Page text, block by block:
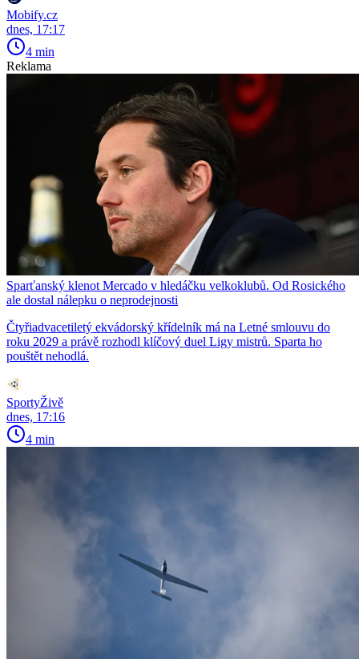
Mobify.cz
dnes, 17:17
4 min
Reklama
Sparťanský klenot Mercado v hledáčku velkoklubů. Od Rosického
ale dostal nálepku o neprodejnosti
Čtyřiadvacetiletý ekvádorský křídelník má na Letné smlouvu do
roku 2029 a právě rozhodl klíčový duel Ligy mistrů. Sparta ho
pouštět nehodlá.
SportyŽivě
dnes, 17:16
4 min